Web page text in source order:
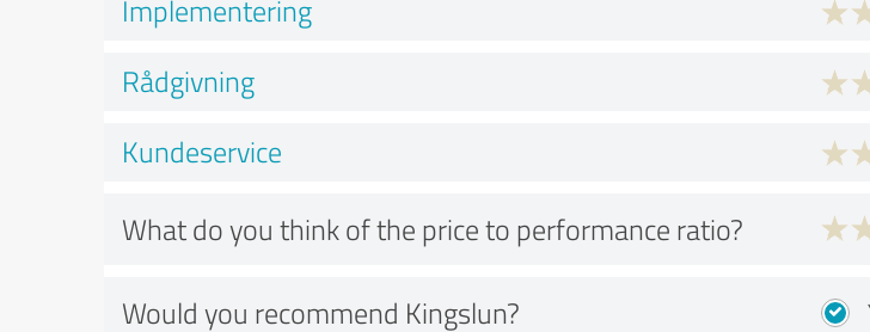
Implementering
Rådgivning
Kundeservice
What do you think of the price to performance ratio?
Would you recommend Kingslun?